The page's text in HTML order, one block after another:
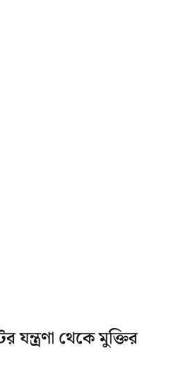
যন্ত্রণা থেকে মুক্তির